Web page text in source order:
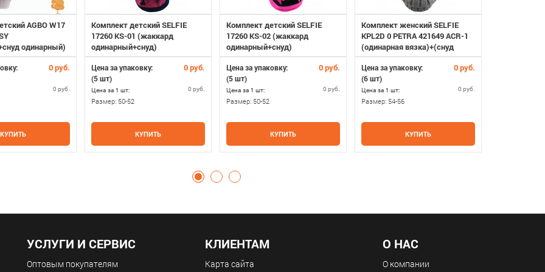
AGBO W17
одинарный)
0 руб.
0 руб.
КУПИТЬ
Комплект детский SELFIE
17260 KS-01 (жаккард
одинарный+снуд)
Цена за упаковку: 0 руб.
(5 шт)
Цена за 1 шт: 0 руб.
Размер: 50-52
КУПИТЬ
Комплект детский SELFIE
17260 KS-02 (жаккард
одинарный+снуд)
Цена за упаковку: 0 руб.
(5 шт)
Цена за 1 шт: 0 руб.
Размер: 50-52
КУПИТЬ
Комплект женский SELFIE
KPL2D 0 PETRA 421649 ACR-1
(одинарная вязка)+(снуд
одинарный)
Цена за упаковку: 0 руб.
(6 шт)
Цена за 1 шт: 0 руб.
Размер: 54-56
КУПИТЬ
УСЛУГИ И СЕРВИС
Оптовым покупателям
КЛИЕНТАМ
Карта сайта
О НАС
О компании